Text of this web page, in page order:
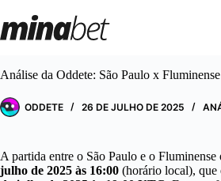
para
o
Análise da Oddete: São Paulo x
ODDETE 26 DE JULHO DE 2025
A partida entre o São Paulo e o Fluminense
julho de 2025 às 16:00 (horário local), que